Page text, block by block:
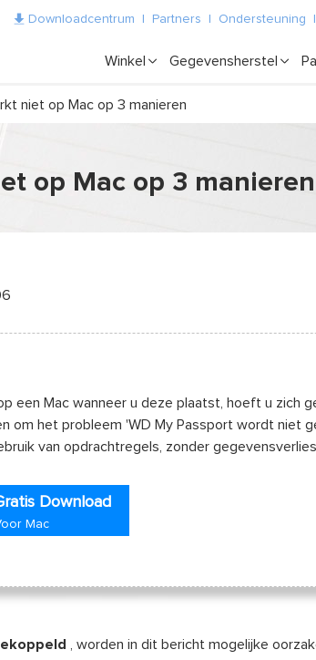
Downloadcentrum Partners Ondersteuning
Winkel Gegevensherstel
niet op Mac op 3 manieren
op Mac op 3 manieren
een Mac wanneer u deze plaatst, hoeft u zich
om het probleem 'WD My Passport wordt niet
van opdrachtregels, zonder
Download
Mac
, worden in dit bericht mogelijke